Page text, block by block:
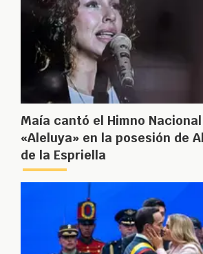
Maía cantó el Himno
«Aleluya» en la posesión de
de la Espriella